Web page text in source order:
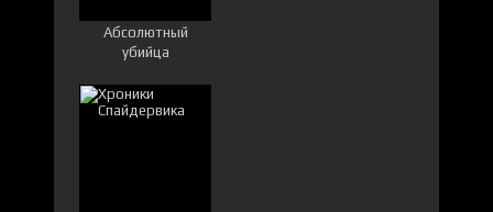
Абсолютный
убийца